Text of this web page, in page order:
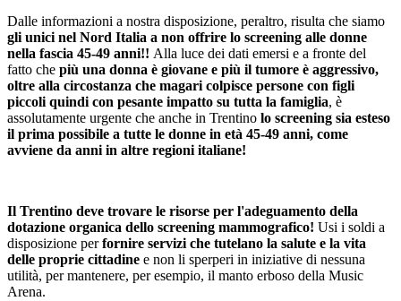
Dalle informazioni a nostra disposizione, peraltro, risulta che siamo
gli unici nel Nord Italia a non offrire lo screening alle donne
nella fascia 45-49 anni!! Alla luce dei dati emersi e a fronte del
fatto che più una donna è giovane e più il tumore è aggressivo,
oltre alla circostanza che magari colpisce persone con figli
piccoli quindi con pesante impatto su tutta la famiglia, è
assolutamente urgente che anche in Trentino lo screening sia esteso
il prima possibile a tutte le donne in età 45-49 anni, come
avviene da anni in altre regioni italiane!
Il Trentino deve trovare le risorse per l'adeguamento della
dotazione organica dello screening mammografico! Usi i soldi a
disposizione perfornire servizi che tutelano la salute e la vita
delle proprie cittadine e non li sperperi in iniziative di nessuna
utilità, per mantenere, per esempio, il manto erboso della Music
Arena.